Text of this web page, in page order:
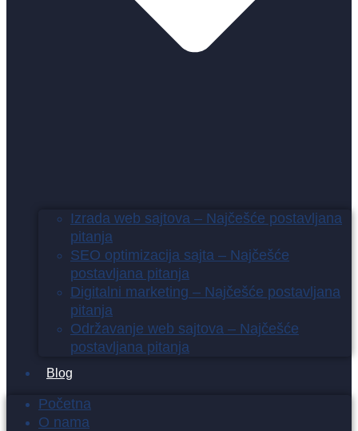
Izrada web sajtova – Najčešće postavljana
pitanja
SEO optimizacija sajta – Najčešće
postavljana pitanja
Digitalni marketing – Najčešće postavljana
pitanja
Održavanje web sajtova – Najčešće
postavljana pitanja
Blog
Početna
O nama